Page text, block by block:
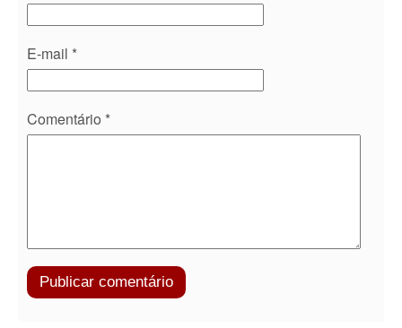
E-mail *
Comentário *